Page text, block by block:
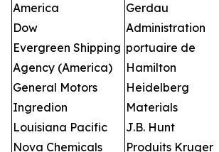
America
Dow
Evergreen Shipping
Agency (America)
General Motors
Ingredion
Louisiana Pacific
Nova Chemicals
Gerdau
Administration
portuaire de
Hamilton
Heidelberg
Materials
J.B. Hunt
Produits Kruger